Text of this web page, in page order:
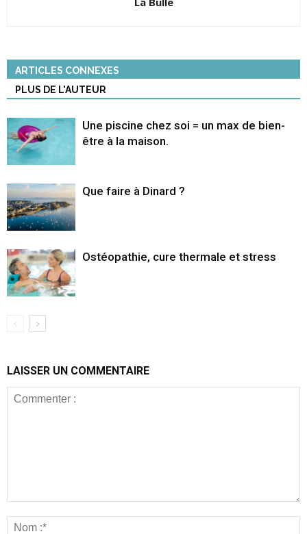
ARTICLES CONNEXES
PLUS DE L'AUTEUR
Une piscine chez soi = un max de bien-
être à la maison.
Que faire à Dinard ?
Ostéopathie, cure thermale et stress
LAISSER UN COMMENTAIRE